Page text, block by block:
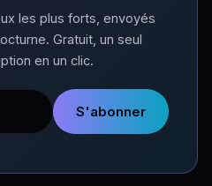
les plus forts, envoyés
Gratuit, un seul
en un clic.
S'abonner